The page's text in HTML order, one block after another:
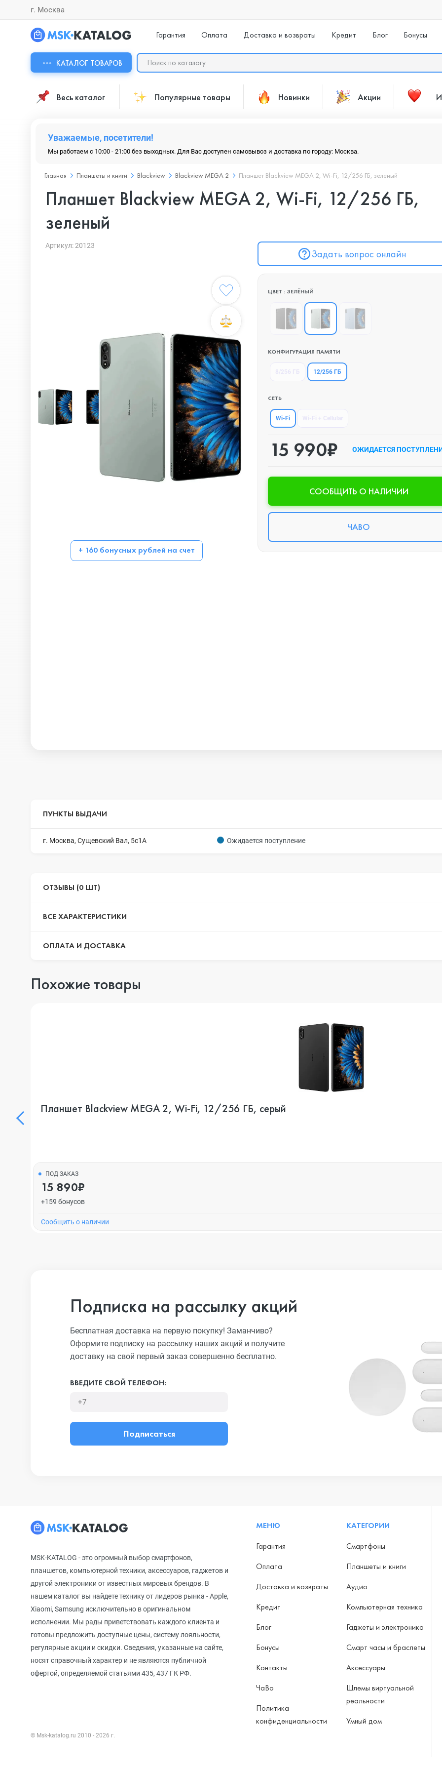
г. Москва
Гарантия Оплата Доставка и возвраты Кредит Блог Бонусы
КАТАЛОГ ТОВАРОВ
Весь каталог Популярные товары Новинки Акции
Уважаемые, посетители!
Мы работаем с 10:00 - 21:00 без выходных. Для Вас доступен самовывоз и доставка по городу: Москва.
Главная Планшеты и книги Blackview Blackview MEGA 2 Планшет Blackview MEGA 2, Wi-Fi, 12/256 ГБ, зеленый
Планшет Blackview MEGA 2, Wi-Fi, 12/256 ГБ,
зеленый
Артикул: 20123
Задать вопрос онлайн
+ 160 бонусных рублей на счет
ЦВЕТ : ЗЕЛЁНЫЙ
КОНФИГУРАЦИЯ ПАМЯТИ
12/256 ГБ
СЕТЬ
Wi-Fi
15 990₽ ОЖИДАЕТСЯ
CООБЩИТЬ О НАЛИЧИИ
ЧАВО
ПУНКТЫ ВЫДАЧИ
г. Москва, Сущевский Вал, 5с1А Ожидается поступление
ОТЗЫВЫ (0 ШТ)
ВСЕ ХАРАКТЕРИСТИКИ
ОПЛАТА И ДОСТАВКА
Похожие товары
Планшет Blackview MEGA 2, Wi-Fi, 12/256 ГБ, серый
ПОД ЗАКАЗ
15 890₽
+159 бонусов
Cообщить о наличии
Подписка на рассылку акций
Бесплатная доставка на первую покупку! Заманчиво?
Оформите подписку на рассылку наших акций и получите
доставку на свой первый заказ совершенно бесплатно.
ВВЕДИТЕ СВОЙ ТЕЛЕФОН:
Подписаться
MSK-KATALOG - это огромный выбор смартфонов,
планшетов, компьютерной техники, аксессуаров, гаджетов и
другой электроники от известных мировых брендов. В
нашем каталог вы найдете технику от лидеров рынка - Apple,
Xiaomi, Samsung исключительно в оригинальном
исполнении. Мы рады приветствовать каждого клиента и
готовы предложить доступные цены, систему лояльности,
регулярные акции и скидки. Сведения, указанные на сайте,
носят справочный характер и не являются публичной
офертой, определяемой статьями 435, 437 ГК РФ.
© Msk-katalog.ru 2010 - 2026 г.
МЕНЮ
Гарантия
Оплата
Доставка и возвраты
Кредит
Блог
Бонусы
Контакты
ЧаВо
Политика
конфиденциальности
КАТЕГОРИИ
Смартфоны
Планшеты и книги
Аудио
Компьютерная техника
Гаджеты и электроника
Смарт часы и браслеты
Аксессуары
Шлемы виртуальной
реальности
Умный дом